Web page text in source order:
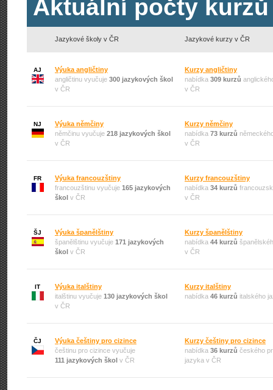
Aktuální počty
Jazykové školy v ČR Jazykové kurzy v ČR
AJ
Výuka angličtiny
angličtinu vyučuje 300 jazykových škol
v ČR
Kurzy angličtiny
nabídka 309 kurzů
v ČR
NJ
Výuka němčiny
němčinu vyučuje 218 jazykových škol
v ČR
Kurzy němčiny
nabídka 73 kurzů
v ČR
FR
Výuka francouzštiny
francouzštinu vyučuje 165 jazykových
škol v ČR
Kurzy francouzštiny
nabídka 34 kurzů
v ČR
ŠJ
Výuka španělštiny
španělštinu vyučuje 171 jazykových
škol v ČR
Kurzy španělštiny
nabídka 44 kurzů
v ČR
IT
Výuka italštiny
italštinu vyučuje 130 jazykových škol
v ČR
Kurzy italštiny
nabídka 46 kurzů italského
ČJ
Výuka češtiny pro cizince
češtinu pro cizince vyučuje
111 jazykových škol v ČR
Kurzy češtiny pro cizince
nabídka 36 kurzů českého
jazyka v ČR